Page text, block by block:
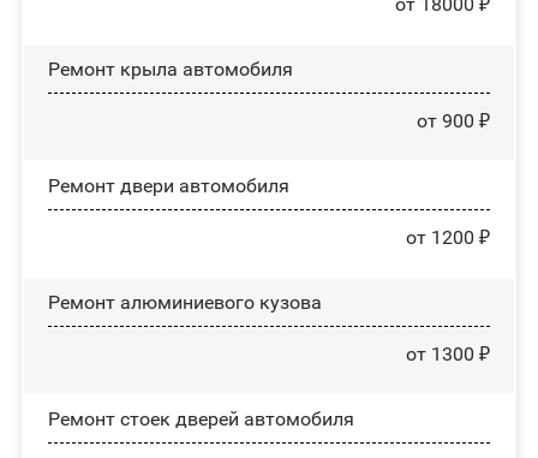
Ремонт крыла автомобиля
от 900 ₽
Ремонт двери автомобиля
от 1200 ₽
Ремонт алюминиевого кузова
от 1300 ₽
Ремонт стоек дверей автомобиля